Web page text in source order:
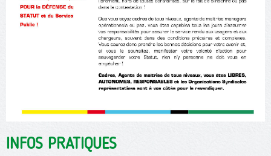
INFOS PRATIQUES